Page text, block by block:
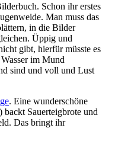
Schon ihr erstes
Man muss das
in die Bilder
Üppig und
gibt, hierfür müsste es
im Mund
sind und voll und Lust
. Eine wunderschöne
) backt Sauerteigbrote und
Das bringt ihr